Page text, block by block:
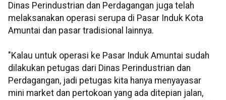
Dinas Perindustrian dan Perdagangan juga telah
melaksanakan operasi serupa di Pasar Induk Kota
Amuntai dan pasar tradisional lainnya.
"Kalau untuk operasi ke Pasar Induk Amuntai sudah
dilakukan petugas dari Dinas Perindustrian dan
Perdagangan, jadi petugas kita hanya menyayasar
mini market dan pertokoan yang ada ditepian jalan,